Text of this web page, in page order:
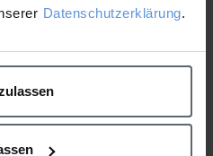
Datenschutzerklärung.